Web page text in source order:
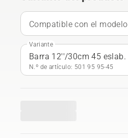
Compatible con el modelo
Variante
Barra 12''/30cm 45 eslab.
N.º de artículo: 501 95 95‑45